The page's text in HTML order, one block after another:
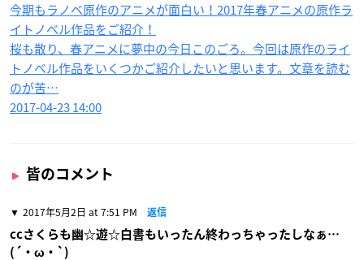
今期もラノベ原作のアニメが面白い！2017年春アニメの原作ラ
イトノベル作品をご紹介！
桜も散り、春アニメに夢中の今日このごろ。今回は原作のライ
トノベル作品をいくつかご紹介したいと思います。文章を読む
のが苦…
2017-04-23 14:00
皆のコメント
2017年5月2日 at 7:51 PM 返信
ccさくらも幽☆遊☆白書もいったん終わっちゃったしなぁ…
(´・ω・`)